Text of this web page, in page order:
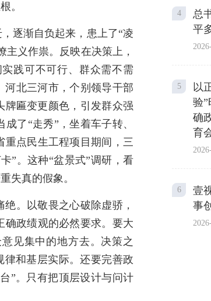
。
逐渐自负起来，患上了“凌
义作祟。反映在决策上，
践可不可行、群众需不需
河北三河市，个别领导干部
牌匾变更颜色，引发群众强
了“走秀”，坐着车子转、
重点民生工程项目期间，三
”。这种“盆景式”调研，看
失真的假象。
。以敬畏之心破除虚骄，
确政绩观的必然要求。要大
见集中的地方去。决策之
律和基层实际。还要完善政
”。只有把顶层设计与问计
4
总
平
5
以
验
确
育
6
壹
事